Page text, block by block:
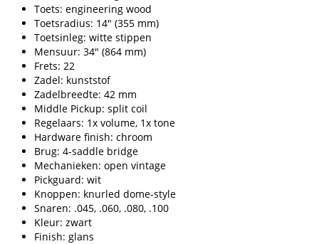
Toets: engineering wood
Toetsradius: 14" (355 mm)
Toetsinleg: witte stippen
Mensuur: 34" (864 mm)
Frets: 22
Zadel: kunststof
Zadelbreedte: 42 mm
Middle Pickup: split coil
Regelaars: 1x volume, 1x tone
Hardware finish: chroom
Brug: 4-saddle bridge
Mechanieken: open vintage
Pickguard: wit
Knoppen: knurled dome-style
Snaren: .045, .060, .080, .100
Kleur: zwart
Finish: glans